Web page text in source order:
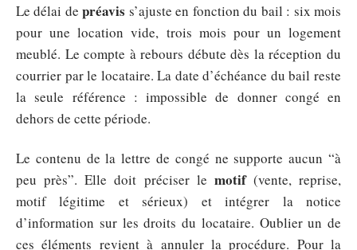
Le délai depréavis s’ajuste en fonction du bail : six mois
pour une location vide, trois mois pour un logement
meublé. Le compte à rebours débute dès la réception du
courrier par le locataire. La date d’échéance du bail reste
la seule référence : impossible de donner congé en
dehors de cette période.
Le contenu de la lettre de congé ne supporte aucun “à
peu près”. Elle doit préciser le motif(vente, reprise,
motif légitime et sérieux) et intégrer la notice
d’information sur les droits du locataire. Oublier un de
ces éléments revient à annuler la procédure. Pour la